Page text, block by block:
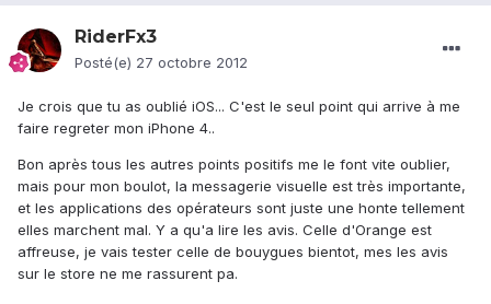
RiderFx3
Posté(e) 27 octobre 2012
Je crois que tu as oublié iOS... C'est le seul point qui arrive à me
faire regreter mon iPhone 4..
Bon après tous les autres points positifs me le font vite oublier,
mais pour mon boulot, la messagerie visuelle est très importante,
et les applications des opérateurs sont juste une honte tellement
elles marchent mal. Y a qu'a lire les avis. Celle d'Orange est
affreuse, je vais tester celle de bouygues bientot, mes les avis
sur le store ne me rassurent pa.